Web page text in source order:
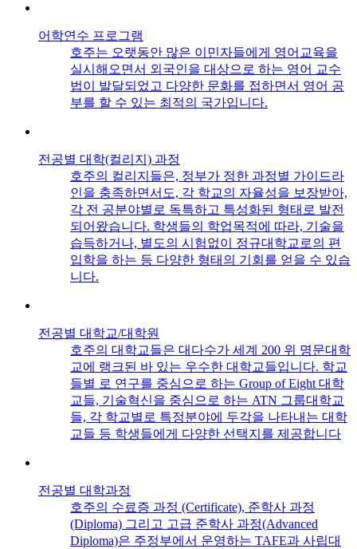
어학연수 프로그램
호주는 오랫동안 많은 이민자들에게 영어교육을
실시해오면서 외국인을 대상으로 하는 영어 교수
법이 발달되었고 다양한 문화를 접하면서 영어 공
부를 할 수 있는 최적의 국가입니다.
전공별 대학(컬리지) 과정
호주의 컬리지들은, 정부가 정한 과정별 가이드라
인을 충족하면서도, 각 학교의 자율성을 보장받아,
각 전 공분야별로 독특하고 특성화된 형태로 발전
되어왔습니다. 학생들의 학업목적에 따라, 기술을
습득하거나, 별도의 시험없이 정규대학교로의 편
입학을 하는 등 다양한 형태의 기회를 얻을 수 있습
니다.
전공별 대학교/대학원
호주의 대학교들은 대다수가 세계 200 위 명문대학
교에 랭크된 바 있는 우수한 대학교들입니다. 학교
들별 로 연구를 중심으로 하는 Group of Eight 대학
교들, 기술혁신을 중심으로 하는 ATN 그룹대학교
들, 각 학교별로 특정분야에 두각을 나타내는 대학
교들 등 학생들에게 다양한 선택지를 제공합니다
전공별 대학과정
호주의 수료증 과정 (Certificate), 준학사 과정
(Diploma) 그리고 고급 준학사 과정(Advanced
Diploma)은 주정부에서 운영하는 TAFE과 사립대